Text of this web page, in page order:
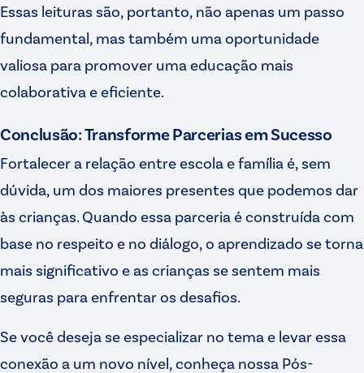
Essas leituras são, portanto, não apenas um passo
fundamental, mas também uma oportunidade
valiosa para promover uma educação mais
colaborativa e eficiente.
Conclusão: Transforme Parcerias em Sucesso
Fortalecer a relação entre escola e família é, sem
dúvida, um dos maiores presentes que podemos dar
às crianças. Quando essa parceria é construída com
base no respeito e no diálogo, o aprendizado se torna
mais significativo e as crianças se sentem mais
seguras para enfrentar os desafios.
Se você deseja se especializar no tema e levar essa
conexão a um novo nível, conheça nossa Pós-